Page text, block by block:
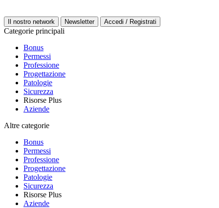
Il nostro network Newsletter Accedi / Registrati
Categorie principali
Bonus
Permessi
Professione
Progettazione
Patologie
Sicurezza
Risorse Plus
Aziende
Altre categorie
Bonus
Permessi
Professione
Progettazione
Patologie
Sicurezza
Risorse Plus
Aziende